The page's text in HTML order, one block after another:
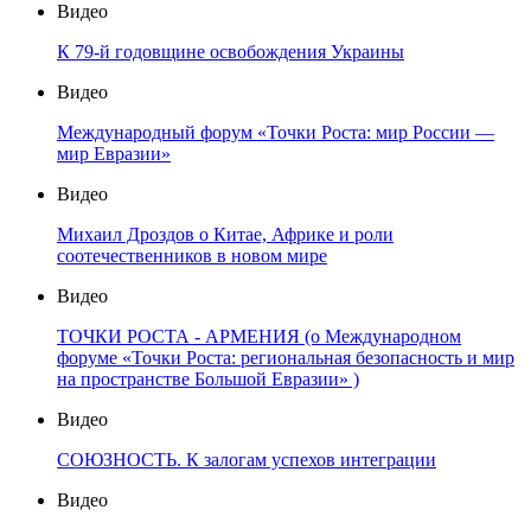
Видео
К 79-й годовщине освобождения Украины
Видео
Международный форум «Точки Роста: мир России —
мир Евразии»
Видео
Михаил Дроздов о Китае, Африке и роли
соотечественников в новом мире
Видео
ТОЧКИ РОСТА - АРМЕНИЯ (о Международном
форуме «Точки Роста: региональная безопасность и мир
на пространстве Большой Евразии» )
Видео
СОЮЗНОСТЬ. К залогам успехов интеграции
Видео